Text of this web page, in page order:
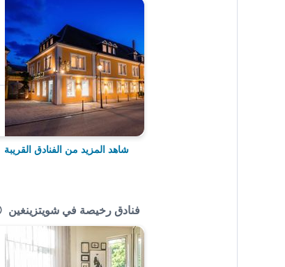
شاهد المزيد من الفنادق القريبة
فنادق رخيصة في شويتزينغين